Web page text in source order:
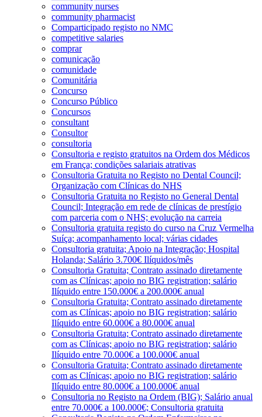
community nurses
community pharmacist
Comparticipado registo no NMC
competitive salaries
comprar
comunicação
comunidade
Comunitária
Concurso
Concurso Público
Concursos
consultant
Consultor
consultoria
Consultoria e registo gratuitos na Ordem dos Médicos
em França; condições salariais atrativas
Consultoria Gratuita no Registo no Dental Council;
Organização com Clínicas do NHS
Consultoria Gratuita no Registo no General Dental
Council; Integração em rede de clínicas de prestígio
com parceria com o NHS; evolução na carreia
Consultoria gratuita registo do curso na Cruz Vermelha
Suíça; acompanhamento local; várias cidades
Consultoria gratuita; Apoio na Integração; Hospital
Holanda; Salário 3.700€ Ilíquidos/mês
Consultoria Gratuita; Contrato assinado diretamente
com as Clínicas; apoio no BIG registration; salário
Ilíquido entre 150.000€ a 200.000€ anual
Consultoria Gratuita; Contrato assinado diretamente
com as Clínicas; apoio no BIG registration; salário
Ilíquido entre 60.000€ a 80.000€ anual
Consultoria Gratuita; Contrato assinado diretamente
com as Clínicas; apoio no BIG registration; salário
Ilíquido entre 70.000€ a 100.000€ anual
Consultoria Gratuita; Contrato assinado diretamente
com as Clínicas; apoio no BIG registration; salário
Ilíquido entre 80.000€ a 100.000€ anual
Consultoria no Registo na Ordem (BIG); Salário anual
entre 70.000€ a 100.000€; Consultoria gratuita